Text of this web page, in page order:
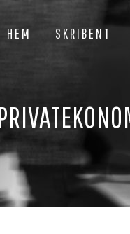
HEM SKRIBENT